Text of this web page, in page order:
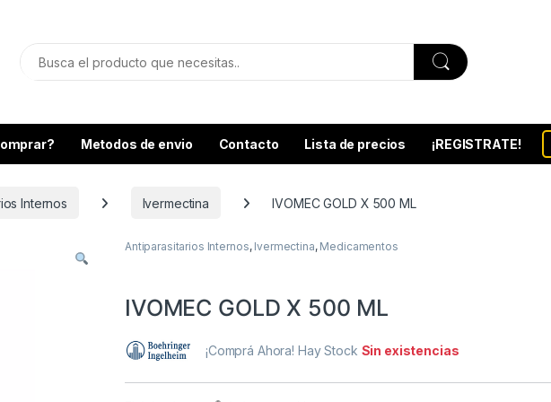
Metodos de envio Contacto Lista de precios ¡REGISTRATE!
Internos Ivermectina IVOMEC GOLD X 500 ML
Antiparasitarios Internos, Ivermectina, Medicamentos
IVOMEC GOLD X 500 ML
¡Comprá Ahora! Hay Stock Sin existencias